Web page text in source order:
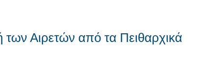
Αιρετών από τα Πειθαρχικά